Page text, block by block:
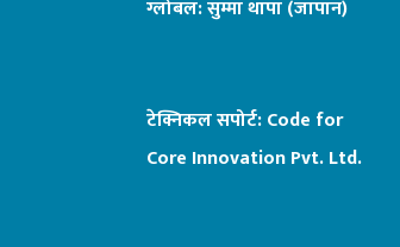
ग्लोबल: सुम्मा थापा (जापान)
टेक्निकल सपोर्ट:Code for
Core Innovation Pvt. Ltd.